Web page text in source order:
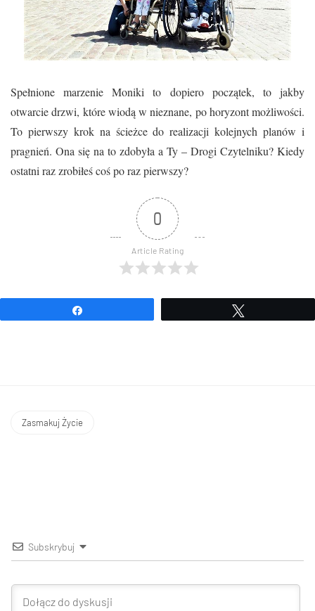
Spełnione marzenie Moniki to dopiero początek, to jakby
otwarcie drzwi, które wiodą w nieznane, po horyzont możliwości.
To pierwszy krok na ścieżce do realizacji kolejnych planów i
pragnień. Ona się na to zdobyła a Ty – Drogi Czytelniku? Kiedy
ostatni raz zrobiłeś coś po raz pierwszy?
0
Article Rating
Zasmakuj Życie
Subskrybuj